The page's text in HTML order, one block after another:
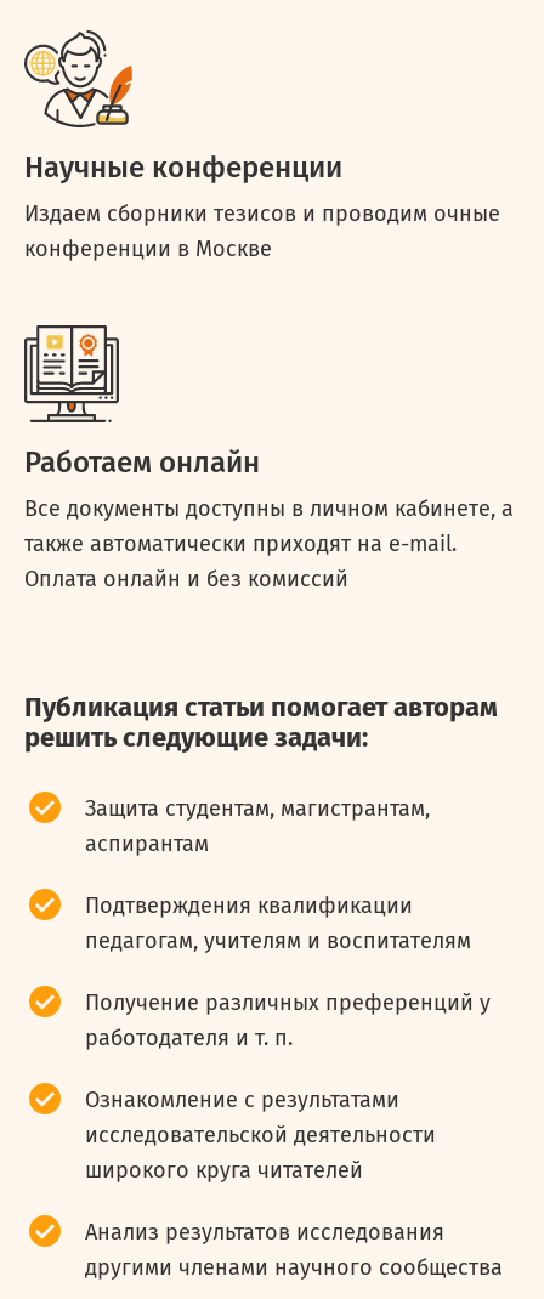
Научные конференции
Издаем сборники тезисов и проводим очные
конференции в Москве
Работаем онлайн
Все документы доступны в личном кабинете, а
также автоматически приходят на e-mail.
Оплата онлайн и без комиссий
Публикация статьи помогает авторам
решить следующие задачи:
Защита студентам, магистрантам,
аспирантам
Подтверждения квалификации
педагогам, учителям и воспитателям
Получение различных преференций у
работодателя и т. п.
Ознакомление с результатами
исследовательской деятельности
широкого круга читателей
Анализ результатов исследования
другими членами научного сообщества